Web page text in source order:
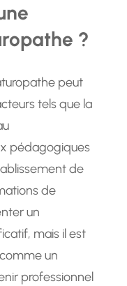
?
peut
tels que la
pédagogiques
de
de
un
mais il est
un
professionnel